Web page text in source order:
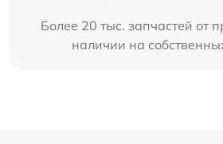
Более 20 тыс. запчастей от
наличии на